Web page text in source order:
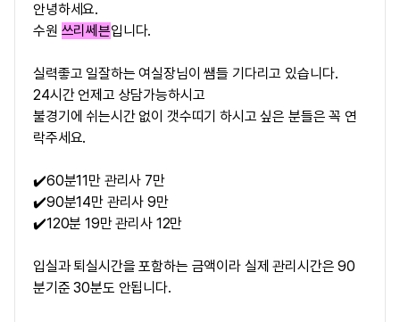
안녕하세요.
수원 쓰리쎄븐입니다.
실력좋고 일잘하는 여실장님이 쌤들 기다리고 있습니다.
24시간 언제고 상담가능하시고
불경기에 쉬는시간 없이 갯수띠기 하시고 싶은 분들은 꼭 연
락주세요.
✔️60분11만 관리사 7만
✔️90분14만 관리사 9만
✔️120분 19만 관리사 12만
입실과 퇴실시간을 포함하는 금액이라 실제 관리시간은 90
분기준30분도 안됩니다.